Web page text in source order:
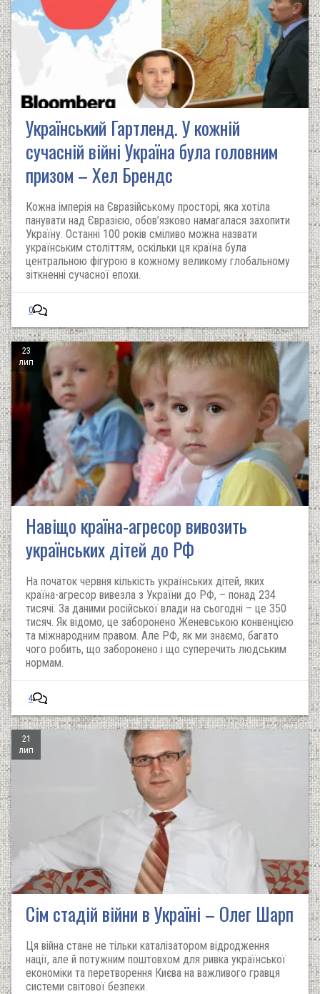
Український Гартленд. У кожній
сучасній війні Україна була головним
призом – Хел Брендс
Кожна імперія на Євразійському просторі, яка хотіла
панувати над Євразією, обов’язково намагалася захопити
Україну. Останні 100 років сміливо можна назвати
українським століттям, оскільки ця країна була
центральною фігурою в кожному великому глобальному
зіткненні сучасної епохи.
0
23
лип
Навіщо країна-агресор вивозить
українських дітей до РФ
На початок червня кількість українських дітей, яких
країна-агресор вивезла з України до РФ, – понад 234
тисячі. За даними російської влади на сьогодні – це 350
тисяч. Як відомо, це заборонено Женевською конвенцією
та міжнародним правом. Але РФ, як ми знаємо, багато
чого робить, що заборонено і що суперечить людським
нормам.
4
21
лип
Сім стадій війни в Україні – Олег Шарп
Ця війна стане не тільки каталізатором відродження
нації, але й потужним поштовхом для ривка української
економіки та перетворення Києва на важливого гравця
системи світової безпеки.